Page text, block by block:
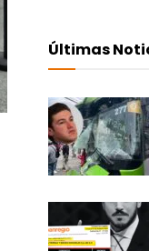
Últimas